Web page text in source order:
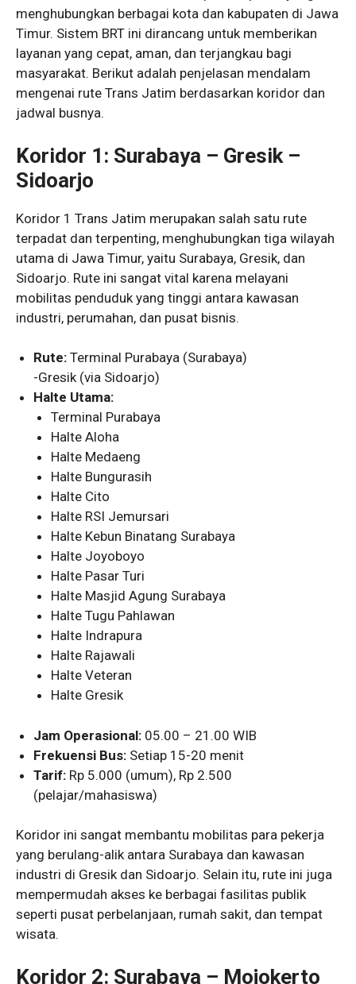
menghubungkan berbagai kota dan kabupaten di Jawa
Timur. Sistem BRT ini dirancang untuk memberikan
layanan yang cepat, aman, dan terjangkau bagi
masyarakat. Berikut adalah penjelasan mendalam
mengenai rute Trans Jatim berdasarkan koridor dan
jadwal busnya.
Koridor 1: Surabaya – Gresik –
Sidoarjo
Koridor 1 Trans Jatim merupakan salah satu rute
terpadat dan terpenting, menghubungkan tiga wilayah
utama di Jawa Timur, yaitu Surabaya, Gresik, dan
Sidoarjo. Rute ini sangat vital karena melayani
mobilitas penduduk yang tinggi antara kawasan
industri, perumahan, dan pusat bisnis.
Rute: Terminal Purabaya (Surabaya)
-Gresik (via Sidoarjo)
Halte Utama:
Terminal Purabaya
Halte Aloha
Halte Medaeng
Halte Bungurasih
Halte Cito
Halte RSI Jemursari
Halte Kebun Binatang Surabaya
Halte Joyoboyo
Halte Pasar Turi
Halte Masjid Agung Surabaya
Halte Tugu Pahlawan
Halte Indrapura
Halte Rajawali
Halte Veteran
Halte Gresik
Jam Operasional: 05.00 – 21.00 WIB
Frekuensi Bus: Setiap 15-20 menit
Tarif: Rp 5.000 (umum), Rp 2.500
(pelajar/mahasiswa)
Koridor ini sangat membantu mobilitas para pekerja
yang berulang-alik antara Surabaya dan kawasan
industri di Gresik dan Sidoarjo. Selain itu, rute ini juga
mempermudah akses ke berbagai fasilitas publik
seperti pusat perbelanjaan, rumah sakit, dan tempat
wisata.
Koridor 2: Surabaya – Mojokerto